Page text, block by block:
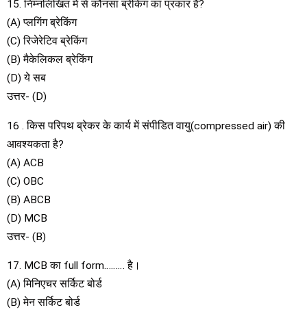
15. निम्नलिखित में से कौनसा ब्रेकिंग का प्रकार है?
(A) प्लगिंग ब्रेकिंग
(C) रिजेरेटिव ब्रेकिंग
(B) मैकेलिकल ब्रेकिंग
(D) ये सब
उत्तर- (D)
16 . किस परिपथ ब्रेकर के कार्य में संपीडित वायु(compressed air) की
आवश्यकता है?
(A) ACB
(C) OBC
(B) ABCB
(D) MCB
उत्तर- (B)
17. MCB का full form……… है।
(A) मिनिएचर सर्किट बोर्ड
(B) मेन सर्किट बोर्ड